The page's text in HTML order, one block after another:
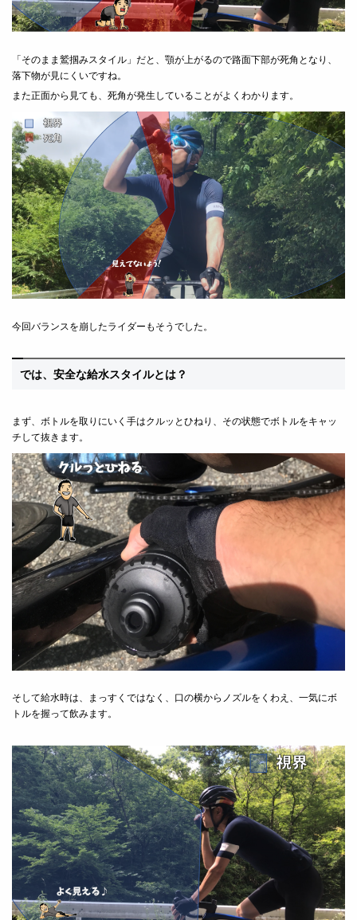
「そのまま鷲掴みスタイル」だと、顎が上がるので路面下部が死角となり、
落下物が見にくいですね。
また正面から見ても、死角が発生していることがよくわかります。
今回バランスを崩したライダーもそうでした。
では、安全な給水スタイルとは？
まず、ボトルを取りにいく手はクルッとひねり、その状態でボトルをキャッ
チして抜きます。
そして給水時は、まっすくではなく、口の横からノズルをくわえ、一気にボ
トルを握って飲みます。